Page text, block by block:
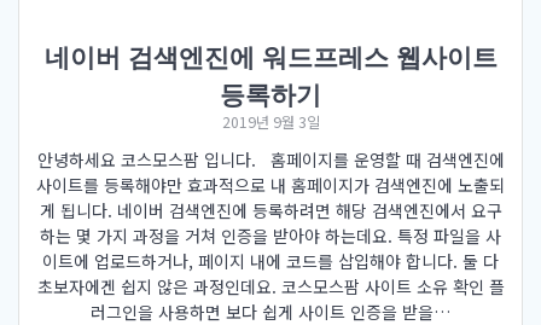
네이버 검색엔진에 워드프레스 웹사이트
등록하기
2019년 9월 3일
안녕하세요 코스모스팜 입니다. 홈페이지를 운영할 때 검색엔진에
사이트를 등록해야만 효과적으로 내 홈페이지가 검색엔진에 노출되
게 됩니다. 네이버 검색엔진에 등록하려면 해당 검색엔진에서 요구
하는 몇 가지 과정을 거쳐 인증을 받아야 하는데요. 특정 파일을 사
이트에 업로드하거나, 페이지 내에 코드를 삽입해야 합니다. 둘 다
초보자에겐 쉽지 않은 과정인데요. 코스모스팜 사이트 소유 확인 플
러그인을 사용하면 보다 쉽게 사이트 인증을 받을…